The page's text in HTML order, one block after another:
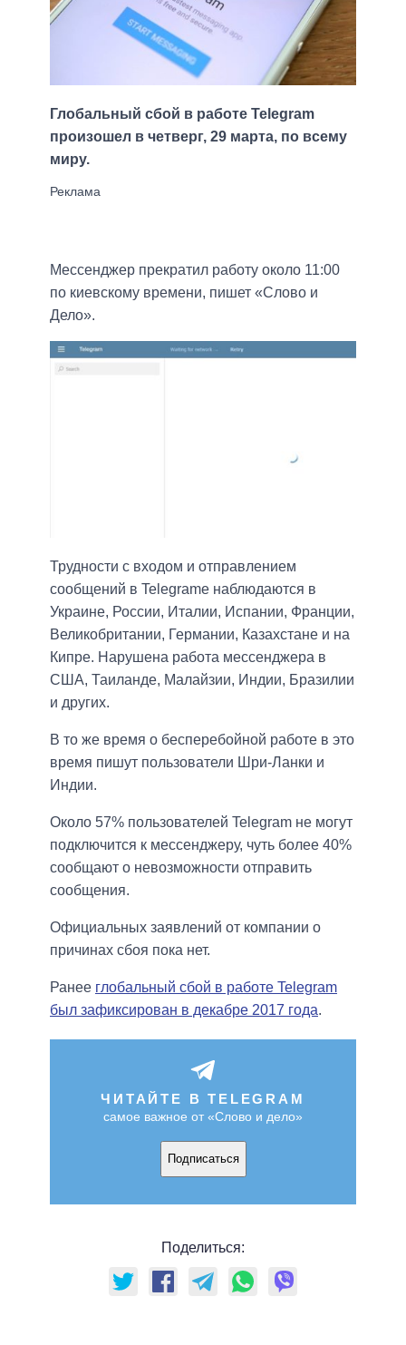
Глобальный сбой в работе Telegram
произошел в четверг, 29 марта, по всему
миру.
Мессенджер прекратил работу около 11:00
по киевскому времени, пишет «Слово и
Дело».
Трудности с входом и отправлением
сообщений в Telegramе наблюдаются в
Украине, России, Италии, Испании, Франции,
Великобритании, Германии, Казахстане и на
Кипре. Нарушена работа мессенджера в
США, Таиланде, Малайзии, Индии, Бразилии
и других.
В то же время о бесперебойной работе в это
время пишут пользователи Шри-Ланки и
Индии.
Около 57% пользователей Telegram не могут
подключится к мессенджеру, чуть более 40%
сообщают о невозможности отправить
сообщения.
Официальных заявлений от компании о
причинах сбоя пока нет.
Ранее глобальный сбой в работе Telegram
был зафиксирован в декабре 2017 года.
ЧИТАЙТЕ В TELEGRAM
самое важное от «Слово и дело»
Подписаться
Поделиться: